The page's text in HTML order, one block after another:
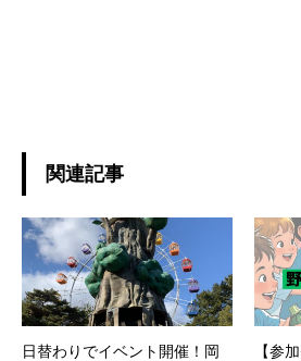
関連記事
日替わりでイベント開催！岡
【参